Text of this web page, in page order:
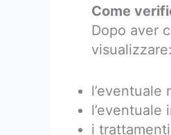
Come
Dopo aver
visualizzare:
l’eventuale
l’eventuale
i